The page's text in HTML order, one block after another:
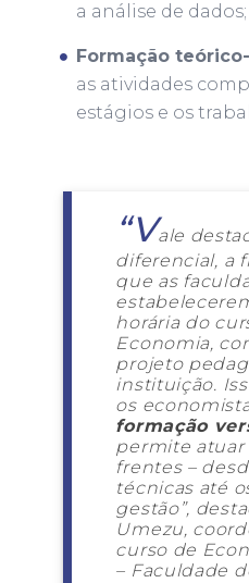
a análise de dados;
Formação
as atividades
estágios e os
“Vale
diferencial, a
que as
horária do
Economia,
projeto
instituição.
os
formação
permite atuar
frentes –
técnicas até
gestão”,
Umezu,
curso de
– Faculdade